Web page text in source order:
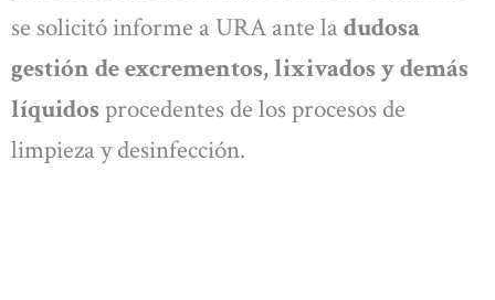
se solicitó informe a URA ante la dudosa
gestión de excrementos, lixivados y demás
líquidos procedentes de los procesos de
limpieza y desinfección.